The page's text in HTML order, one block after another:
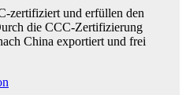
zertifiziert und erfüllen den
die CCC-Zertifizierung
China exportiert und frei